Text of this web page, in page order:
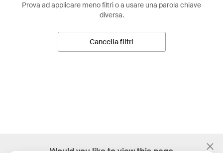
Prova ad applicare meno filtri o a usare una parola chiave
diversa.
Cancella filtri